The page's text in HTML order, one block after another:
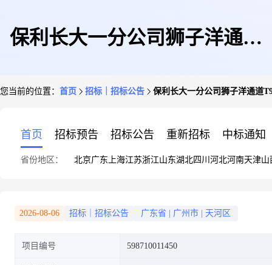
保利长大一分公司狮子洋通道
您当前的位置： 首页 招标｜招标公告 保利长大一分公司狮子洋通道
首页 招标预告 招标公告 重新招标 中标通知
省份地区： 北京广东 上海江苏浙江山东湖北四川 河北河南天津山
2026-08-06 招标｜招标公告 广东省 广州市 天河区
项目编号 598710011450